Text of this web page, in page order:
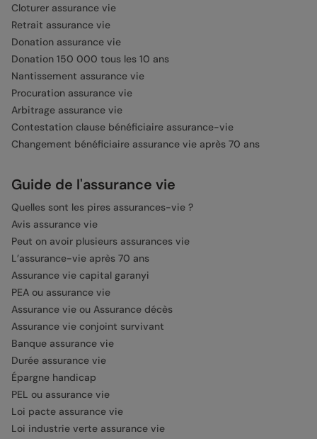
Cloturer assurance vie
Retrait assurance vie
Donation assurance vie
Donation 150 000 tous les 10 ans
Nantissement assurance vie
Procuration assurance vie
Arbitrage assurance vie
Contestation clause bénéficiaire assurance-vie
Changement bénéficiaire assurance vie après 70 ans
Guide de l'assurance vie
Quelles sont les pires assurances-vie ?
Avis assurance vie
Peut on avoir plusieurs assurances vie
L’assurance-vie après 70 ans
Assurance vie capital garanyi
PEA ou assurance vie
Assurance vie ou Assurance décès
Assurance vie conjoint survivant
Banque assurance vie
Durée assurance vie
Épargne handicap
PEL ou assurance vie
Loi pacte assurance vie
Loi industrie verte assurance vie